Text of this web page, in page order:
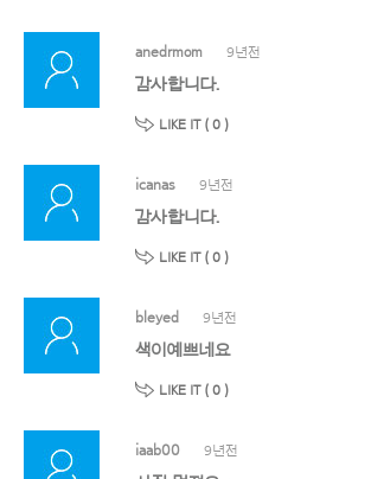
anedrmom 9년전
감사합니다.
LIKE IT ( 0 )
icanas 9년전
감사합니다.
LIKE IT ( 0 )
bleyed 9년전
색이예쁘네요
LIKE IT ( 0 )
iaab00 9년전